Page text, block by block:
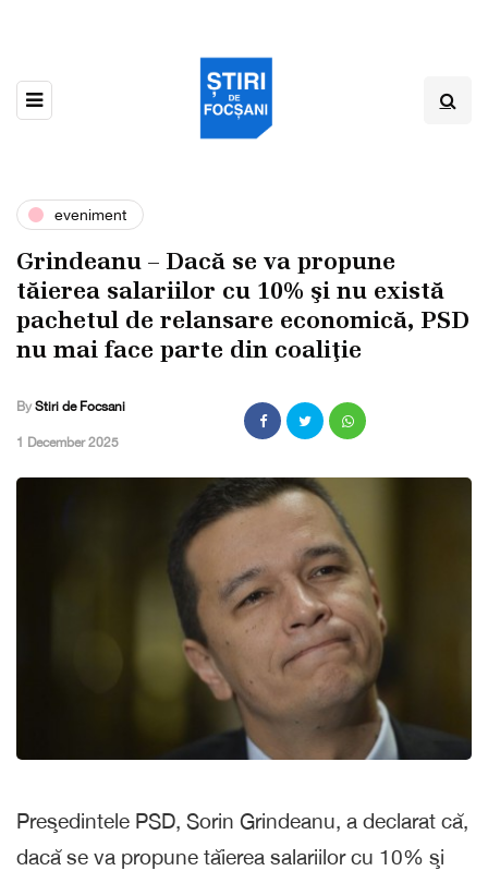
eveniment
Grindeanu – Dacă se va propune
tăierea salariilor cu 10% şi nu există
pachetul de relansare economică, PSD
nu mai face parte din coaliţie
By Stiri de Focsani
,1 December 2025
Preşedintele PSD, Sorin Grindeanu, a declarat că,
dacă se va propune tăierea salariilor cu 10% şi